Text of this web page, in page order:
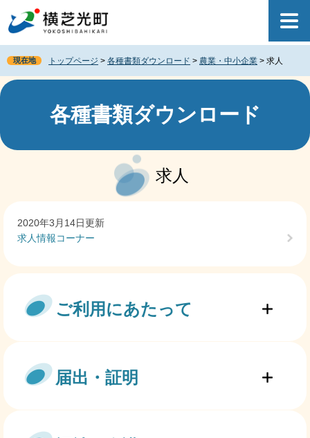
ジ
先
頭
で
ュ
を
飛
ば
本
現在地 トップページ > 各種書類ダウンロード > 農業・中小企業 > 求人
各種書類ダウンロード
求人
2020年3月14日更新
求人情報コーナー
ご利用にあたって
届出・証明